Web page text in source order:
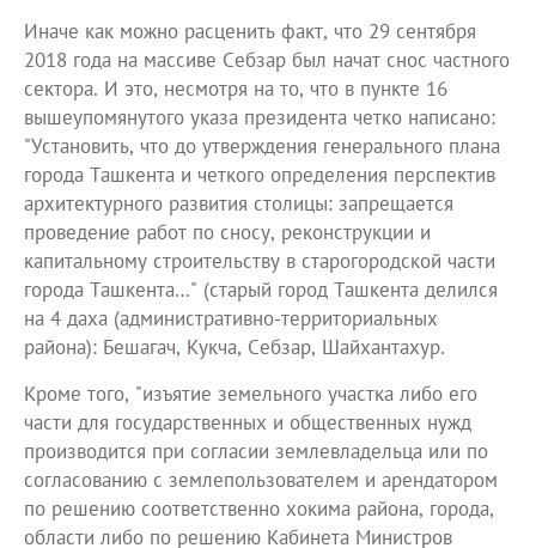
Иначе как можно расценить факт, что 29 сентября
2018 года на массиве Себзар был начат снос частного
сектора. И это, несмотря на то, что в пункте 16
вышеупомянутого указа президента четко написано:
"Установить, что до утверждения генерального плана
города Ташкента и четкого определения перспектив
архитектурного развития столицы: запрещается
проведение работ по сносу, реконструкции и
капитальному строительству в старогородской части
города Ташкента…" (старый город Ташкента делился
на 4 даха (административно-территориальных
района): Бешагач, Кукча, Себзар, Шайхантахур.
Кроме того, "изъятие земельного участка либо его
части для государственных и общественных нужд
производится при согласии землевладельца или по
согласованию с землепользователем и арендатором
по решению соответственно хокима района, города,
области либо по решению Кабинета Министров